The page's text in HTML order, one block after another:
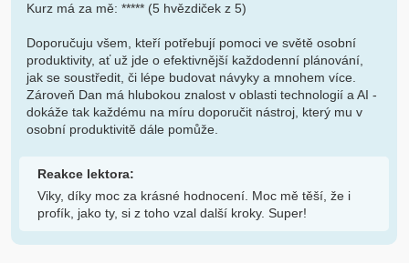
Kurz má za mě: ***** (5 hvězdiček z 5)
Doporučuju všem, kteří potřebují pomoci ve světě osobní
produktivity, ať už jde o efektivnější každodenní plánování,
jak se soustředit, či lépe budovat návyky a mnohem více.
Zároveň Dan má hlubokou znalost v oblasti technologií a AI -
dokáže tak každému na míru doporučit nástroj, který mu v
osobní produktivitě dále pomůže.
Reakce lektora:
Viky, díky moc za krásné hodnocení. Moc mě těší, že i
profík, jako ty, si z toho vzal další kroky. Super!